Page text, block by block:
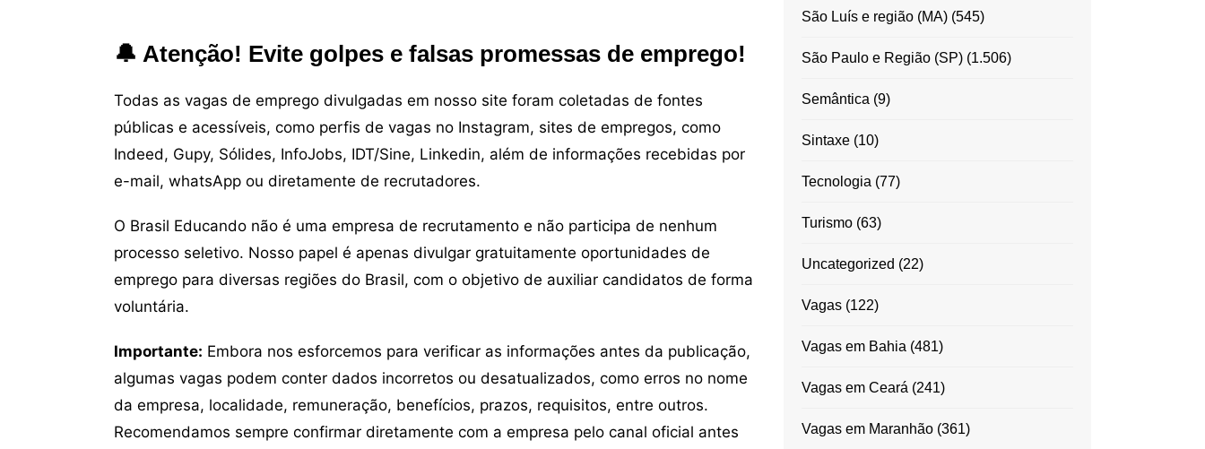
🔔 Atenção! Evite golpes e falsas promessas de emprego!
Todas as vagas de emprego divulgadas em nosso site foram coletadas de fontes
públicas e acessíveis, como perfis de vagas no Instagram, sites de empregos, como
Indeed, Gupy, Sólides, InfoJobs, IDT/Sine, Linkedin, além de informações recebidas por
e-mail, whatsApp ou diretamente de recrutadores.
O Brasil Educando não é uma empresa de recrutamento e não participa de nenhum
processo seletivo. Nosso papel é apenas divulgar gratuitamente oportunidades de
emprego para diversas regiões do Brasil, com o objetivo de auxiliar candidatos de forma
voluntária.
Importante: Embora nos esforcemos para verificar as informações antes da publicação,
algumas vagas podem conter dados incorretos ou desatualizados, como erros no nome
da empresa, localidade, remuneração, benefícios, prazos, requisitos, entre outros.
Recomendamos sempre confirmar diretamente com a empresa pelo canal oficial antes
São Luís e região (MA)(545)
São Paulo e Região (SP)(1.506)
Semântica (9)
Sintaxe(10)
Tecnologia (77)
Turismo(63)
Uncategorized (22)
Vagas(122)
Vagas em Bahia (481)
Vagas em Ceará (241)
Vagas em Maranhão(361)